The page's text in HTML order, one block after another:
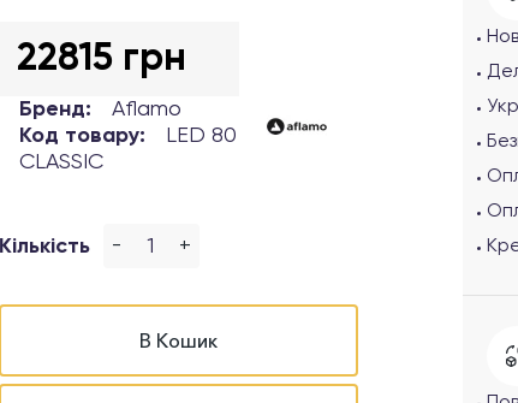
22815 грн
Бренд:
Aflamo
Код товару:
LED 80
CLASSIC
Кількість - +
В Кошик